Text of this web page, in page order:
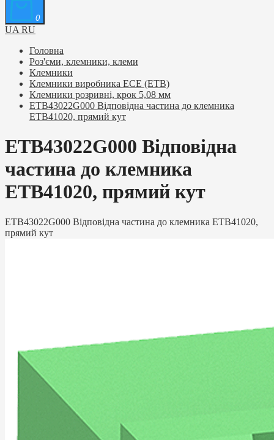
0
UA RU
Головна
Роз'єми, клемники, клеми
Клемники
Клемники виробника ЕСЕ (ETB)
Клемники розривні, крок 5,08 мм
ETB43022G000 Відповідна частина до клемника
ETB41020, прямий кут
ETB43022G000 Відповідна
частина до клемника
ETB41020, прямий кут
ETB43022G000 Відповідна частина до клемника ETB41020,
прямий кут